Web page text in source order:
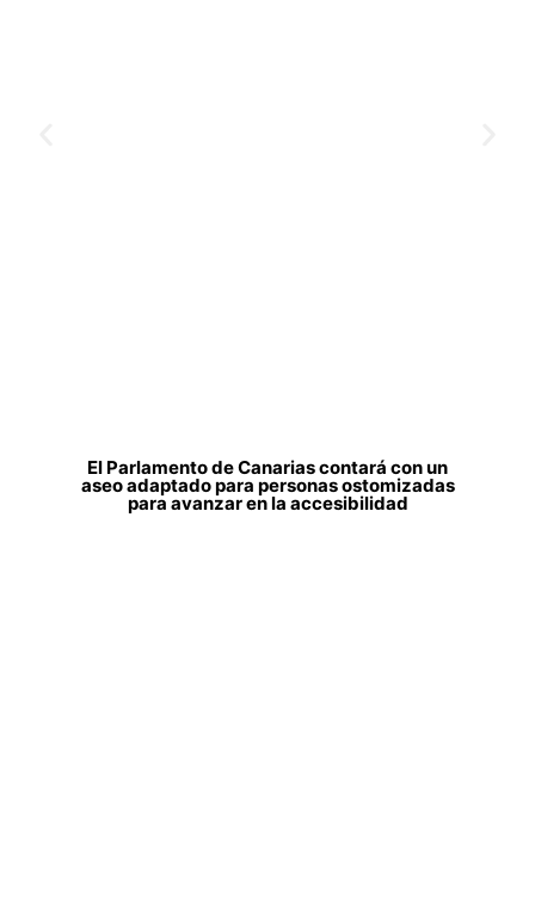
El Parlamento de Canarias contará con un
aseo adaptado para personas ostomizadas
para avanzar en la accesibilidad